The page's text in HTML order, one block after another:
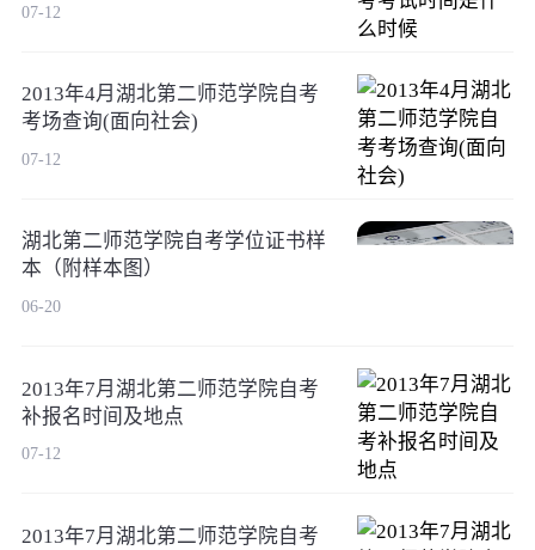
07-12
2013年4月湖北第二师范学院自考
考场查询(面向社会)
07-12
湖北第二师范学院自考学位证书样
本（附样本图）
06-20
2013年7月湖北第二师范学院自考
补报名时间及地点
07-12
2013年7月湖北第二师范学院自考